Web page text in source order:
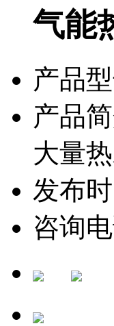
气能
产品型
产品
大量
发布
咨询